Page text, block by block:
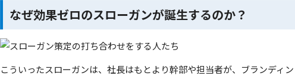
なぜ効果ゼロのスローガンが誕生するのか？
こういったスローガンは、社長はもとより幹部や担当者が、ブランディン